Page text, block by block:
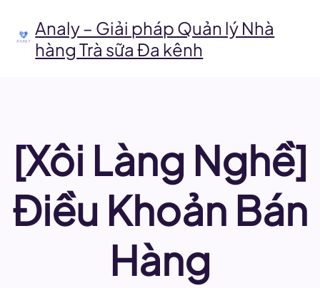
phần
Analy – Giải pháp Quản lý Nhà
hàng Trà sữa Đa kênh
[Xôi Làng Nghề]
Điều Khoản Bán
Hàng